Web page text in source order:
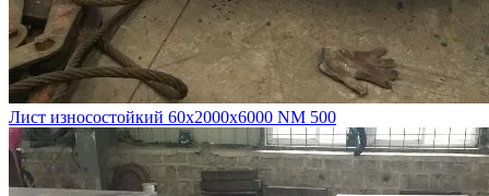
Лист износостойкий 60х2000х6000 NM 500